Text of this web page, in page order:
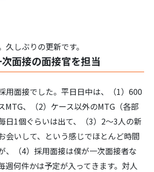
しぶりの更新です。
面接の面接官を担当
用面接でした。平日日中は、（1）600
MTG、（2）ケース以外のMTG（各部
日1個ぐらいは出て、（3）2～3人の新
会いして、という感じでほとんど時間
、（4）採用面接は僕が一次面接者な
週何件かは予定が入ってきます。対人